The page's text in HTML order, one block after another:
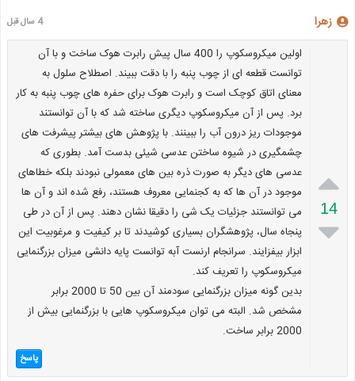
زهرا 4 سال قبل

14

اولین میکروسکوپ را 400 سال پیش رابرت هوک ساخت و با آن
توانست قطعه ای از چوب پنبه را با دقت ببیند. اصطلاح سلول به
معنای اتاق کوچک است و رابرت هوک برای حفره های چوب پنبه به کار
برد. پس از آن میکروسکوپ دیگری ساخته شد که با آن توانستند
موجودات ریز درون آب را ببینند. با پژوهش های بیشتر پیشرفت های
چشمگیری در شیوه ساختن عدسی شیئی بدست آمد. بطوری که
عدسی های دیگر به صورت ذره بین های معمولی نبودند بلکه خطاهای
موجود در آن ها که به کجنمایی معروف هستند، رفع شده اند و آن ها
می توانستند جزئیات یک شی را دقیقا نشان دهند. پس از آن در طی
پنجاه سال، پژوهشگران بسیاری کوشیدند تا بر کیفیت و مرغوبیت این
ابزار بیفزایند. سرانجام ارنست آبه توانست پایه دانشی میزان بزرگنمایی
میکروسکوپ را تعریف کند.
بدین گونه میزان بزرگنمایی سودمند آن بین 50 تا 2000 برابر
مشخص شد. البته می توان میکروسکوپ هایی با بزرگنمایی بیش از
2000 برابر ساخت.
پاسخ